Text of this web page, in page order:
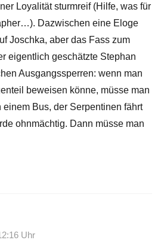
Loyalität sturmreif (Hilfe, was für
Dazwischen eine Eloge
Joschka, aber das Fass zum
eigentlich geschätzte Stephan
Ausgangssperren: wenn man
beweisen könne, müsse man
Bus, der Serpentinen fährt
ohnmächtig. Dann müsse man
Uhr